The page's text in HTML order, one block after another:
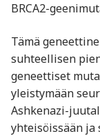
BRCA2-
Tämä
suhteellisen
geneettiset
yleistymään
Ashkenazi-
yhteisöissään